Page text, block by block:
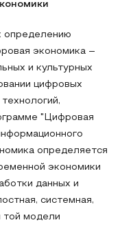
определению
экономика –
и культурных
цифровых
"Цифровая
определяется
экономики
данных и
системная,
той модели